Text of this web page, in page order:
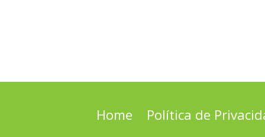
Home Política de